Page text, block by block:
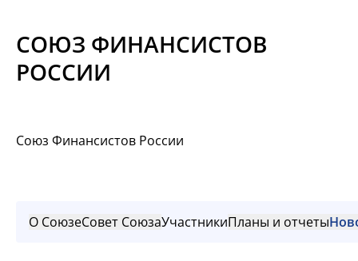
Материалы
СОЮЗ ФИНАНСИСТОВ
РОССИИ
Союз Финансистов России
О СоюзеСовет СоюзаУчастникиПланы и отчеты